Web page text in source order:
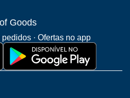
Goods
· Ofertas no app